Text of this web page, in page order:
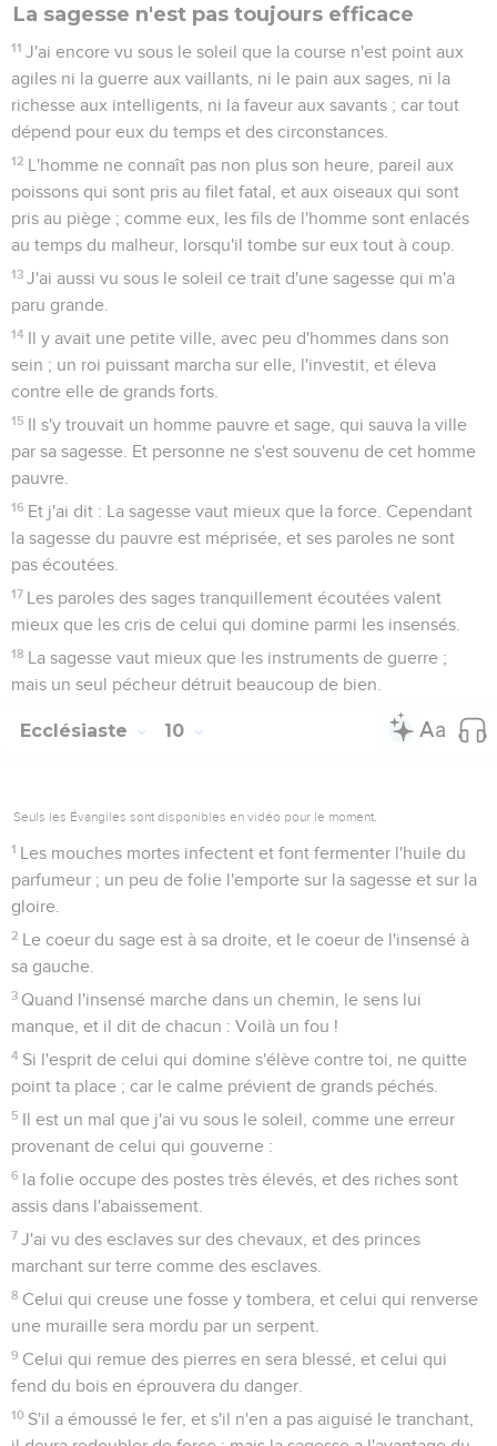
La sagesse n'est pas toujours efficace
11 J'ai encore vu sous le soleil que la course n'est point aux
agiles ni la guerre aux vaillants, ni le pain aux sages, ni la
richesse aux intelligents, ni la faveur aux savants ; car tout
dépend pour eux du temps et des circonstances.
12 L'homme ne connaît pas non plus son heure, pareil aux
poissons qui sont pris au filet fatal, et aux oiseaux qui sont
pris au piège ; comme eux, les fils de l'homme sont enlacés
au temps du malheur, lorsqu'il tombe sur eux tout à coup.
13 J'ai aussi vu sous le soleil ce trait d'une sagesse qui m'a
paru grande.
14 Il y avait une petite ville, avec peu d'hommes dans son
sein ; un roi puissant marcha sur elle, l'investit, et éleva
contre elle de grands forts.
15 Il s'y trouvait un homme pauvre et sage, qui sauva la ville
par sa sagesse. Et personne ne s'est souvenu de cet homme
pauvre.
16 Et j'ai dit : La sagesse vaut mieux que la force. Cependant
la sagesse du pauvre est méprisée, et ses paroles ne sont
pas écoutées.
17 Les paroles des sages tranquillement écoutées valent
mieux que les cris de celui qui domine parmi les insensés.
18 La sagesse vaut mieux que les instruments de guerre ;
mais un seul pécheur détruit beaucoup de bien.
Ecclésiaste 10
Seuls les Évangiles sont disponibles en vidéo pour le moment.
1 Les mouches mortes infectent et font fermenter l'huile du
parfumeur ; un peu de folie l'emporte sur la sagesse et sur la
gloire.
2 Le coeur du sage est à sa droite, et le coeur de l'insensé à
sa gauche.
3 Quand l'insensé marche dans un chemin, le sens lui
manque, et il dit de chacun : Voilà un fou !
4 Si l'esprit de celui qui domine s'élève contre toi, ne quitte
point ta place ; car le calme prévient de grands péchés.
5 Il est un mal que j'ai vu sous le soleil, comme une erreur
provenant de celui qui gouverne :
6 la folie occupe des postes très élevés, et des riches sont
assis dans l'abaissement.
7 J'ai vu des esclaves sur des chevaux, et des princes
marchant sur terre comme des esclaves.
8 Celui qui creuse une fosse y tombera, et celui qui renverse
une muraille sera mordu par un serpent.
9 Celui qui remue des pierres en sera blessé, et celui qui
fend du bois en éprouvera du danger.
10 S'il a émoussé le fer, et s'il n'en a pas aiguisé le tranchant,